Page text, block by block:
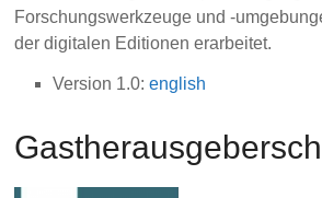
Forschungswerkzeuge und -
der digitalen Editionen erarbeitet.
Version 1.0:english